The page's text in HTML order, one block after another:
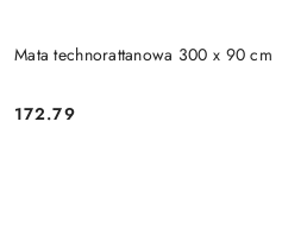
Mata technorattanowa 300 x 90 cm
Cena:
172.79